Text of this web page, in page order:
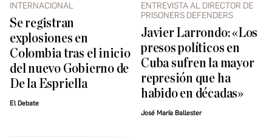
INTERNACIONAL
Se registran
explosiones en
Colombia tras el inicio
del nuevo Gobierno de
De la Espriella
El Debate
ENTREVISTA AL DIRECTOR DE
PRISONERS DEFENDERS
Javier Larrondo: «Los
presos políticos en
Cuba sufren la mayor
represión que ha
habido en décadas»
José María Ballester